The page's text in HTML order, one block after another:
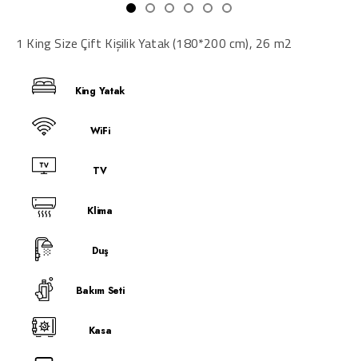
1 King Size Çift Kişilik Yatak (180*200 cm), 26 m2
King Yatak
WiFi
TV
Klima
Duş
Bakım Seti
Kasa